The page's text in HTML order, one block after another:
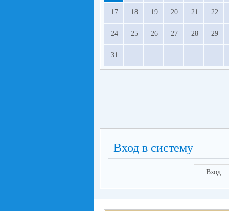
17 18 19 20 21 22
24 25 26 27 28 29
31
Вход в систему
Вход